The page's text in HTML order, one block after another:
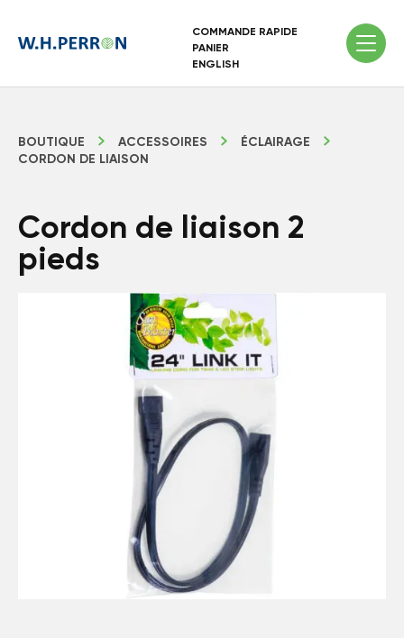
COMMANDE RAPIDE
PANIER
ENGLISH
BOUTIQUE ACCESSOIRES
ÉCLAIRAGE
CORDON DE LIAISON
Cordon de liaison 2
pieds